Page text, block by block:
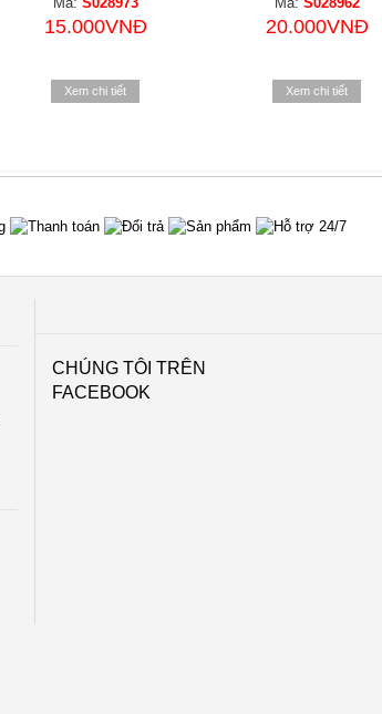
15.000VNĐ
Xem chi tiết
20.000VNĐ
Xem chi tiết
CHÚNG TÔI TRÊN
FACEBOOK